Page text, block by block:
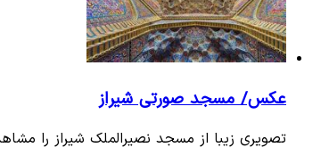
عکس/ مسجد صورتی شیراز
تصویری زیبا از مسجد نصیرالملک شیراز را